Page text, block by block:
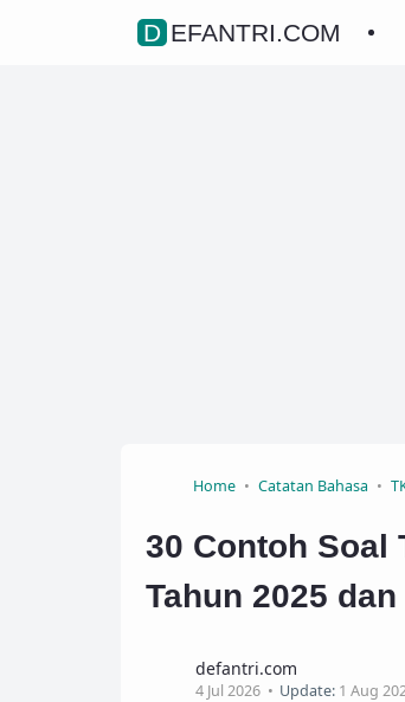
DEFANTRI.COM
Home Catatan Bahasa
30 Contoh Soal
Tahun 2025
defantri.com
4 Jul 2026 Update: 1 Aug